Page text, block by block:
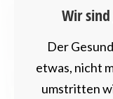
MENSCHENRECHTE
UMWELT UND KLIMA
Wir
Der
etwas, nicht
umstritten